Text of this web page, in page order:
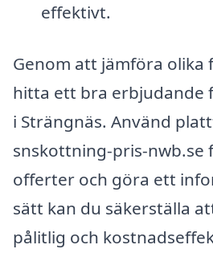
effektivt.
Genom att jämföra olika
hitta ett bra erbjudande
i Strängnäs. Använd
snskottning-pris-nwb.se
offerter och göra ett
sätt kan du säkerställa
pålitlig och